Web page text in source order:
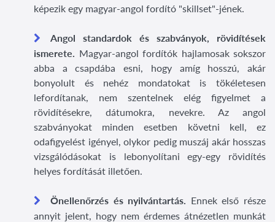
képezik egy magyar-angol fordító "skillset"-jének.
Angol standardok és szabványok, rövidítések
ismerete. Magyar-angol fordítók hajlamosak sokszor
abba a csapdába esni, hogy amíg hosszú, akár
bonyolult és nehéz mondatokat is tökéletesen
lefordítanak, nem szentelnek elég figyelmet a
rövidítésekre, dátumokra, nevekre. Az angol
szabványokat minden esetben követni kell, ez
odafigyelést igényel, olykor pedig muszáj akár hosszas
vizsgálódásokat is lebonyolítani egy-egy rövidítés
helyes fordítását illetően.
Önellenőrzés és nyilvántartás. Ennek első része
annyit jelent, hogy nem érdemes átnézetlen munkát